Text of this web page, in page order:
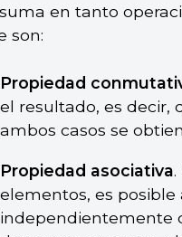
en tanto
son:
Propiedad
el resultado, es decir,
ambos casos se
Propiedad asociativa
elementos, es
independientemente